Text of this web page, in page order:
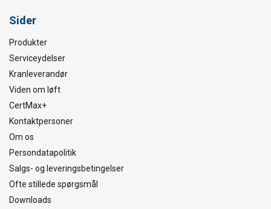
Sider
Produkter
Serviceydelser
Kranleverandør
Viden om løft
CertMax+
Kontaktpersoner
Om os
Persondatapolitik
Salgs- og leveringsbetingelser
Ofte stillede spørgsmål
Downloads